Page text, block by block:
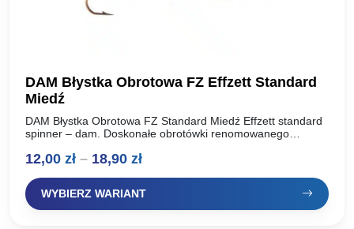
DAM Błystka Obrotowa FZ Effzett Standard
Miedź
DAM Błystka Obrotowa FZ Standard Miedź Effzett standard
spinner – dam. Doskonałe obrotówki renomowanego
pracują w wodzie, skuteczne na…
12,00 zł – 18,90 złZakres
cen:
od
WYBIERZ WARIANT